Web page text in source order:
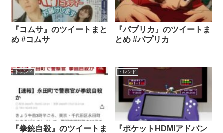
『コムサ』のツイートまと
め #コムサ
『パプリカ』のツイートま
とめ #パプリカ
トレンド
『拳銃自殺』のツイートま
トレンド
『ポケットHDMIアドバン